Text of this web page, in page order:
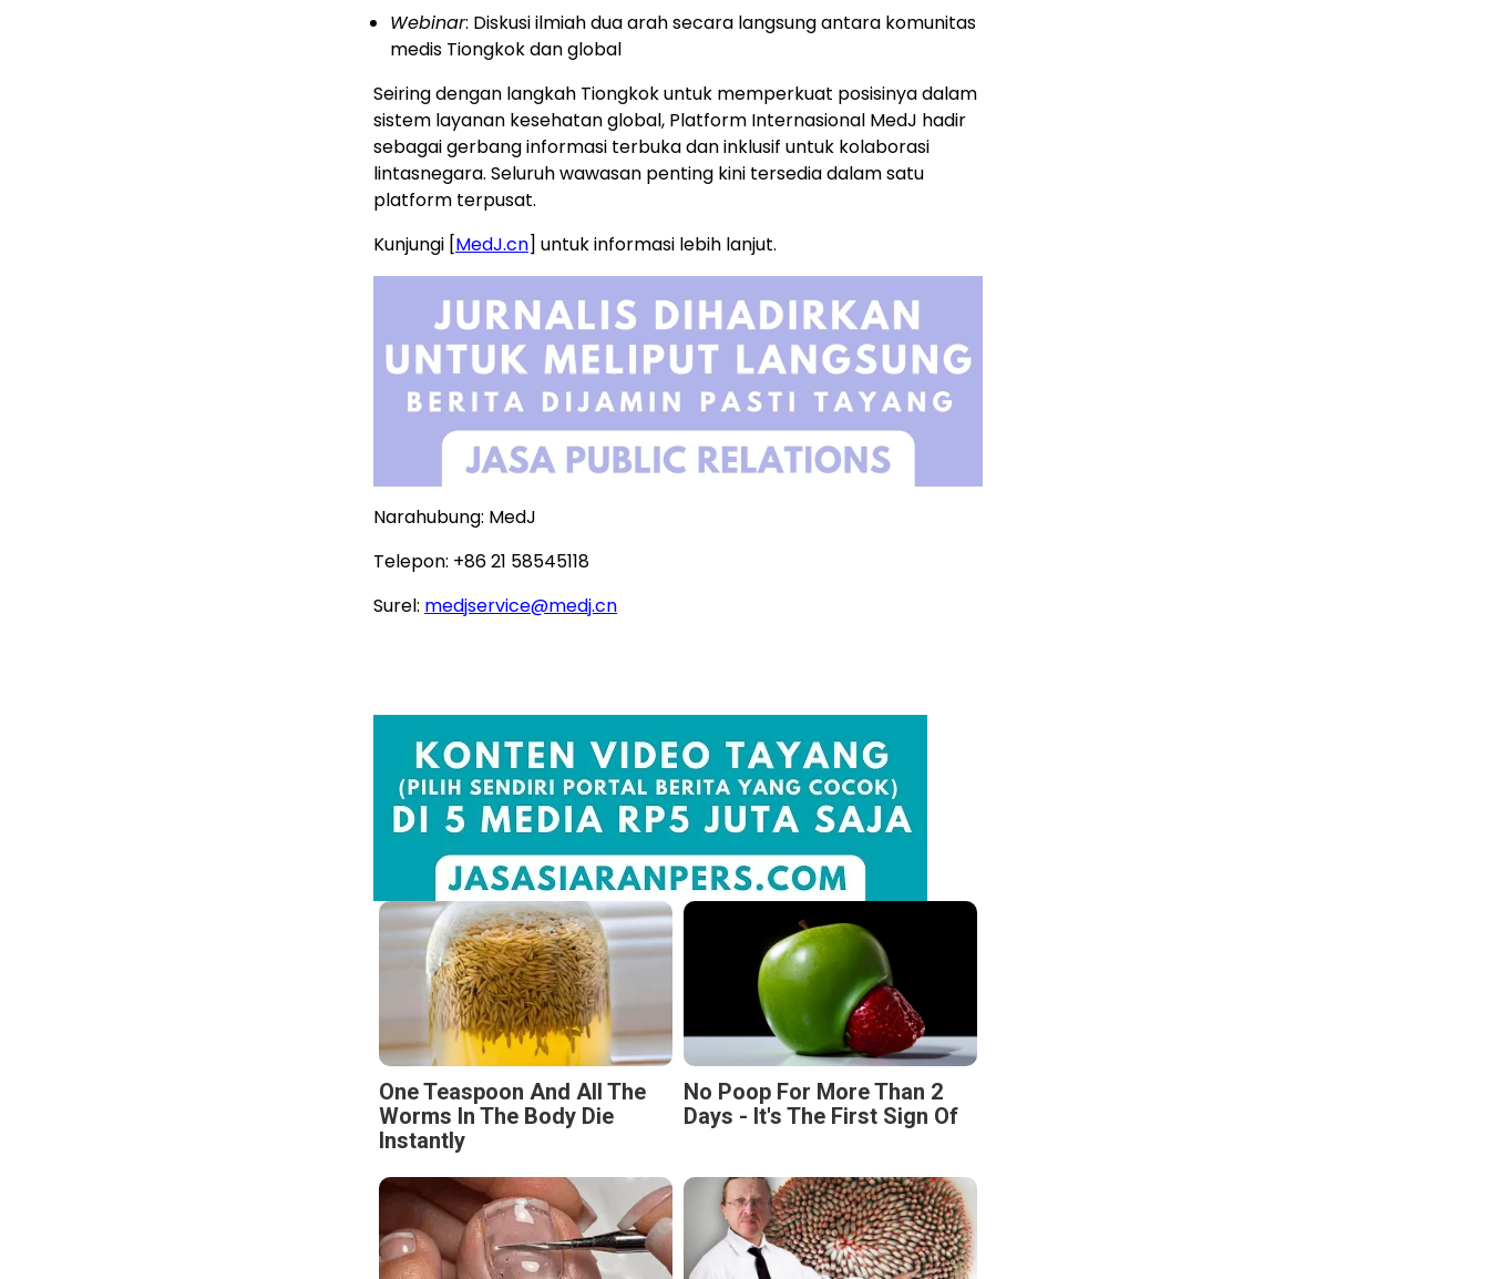
Webinar: Diskusi ilmiah dua arah secara langsung antara komunitas
medis Tiongkok dan global
Seiring dengan langkah Tiongkok untuk memperkuat posisinya dalam
sistem layanan kesehatan global, Platform Internasional MedJ hadir
sebagai gerbang informasi terbuka dan inklusif untuk kolaborasi
lintasnegara. Seluruh wawasan penting kini tersedia dalam satu
platform terpusat.
Kunjungi [MedJ.cn] untuk informasi lebih lanjut.
Narahubung: MedJ
Telepon: +86 21 58545118
Surel: medjservice@medj.cn
One Teaspoon And All The
Worms In The Body Die
Instantly
No Poop For More Than 2
Days - It's The First Sign Of